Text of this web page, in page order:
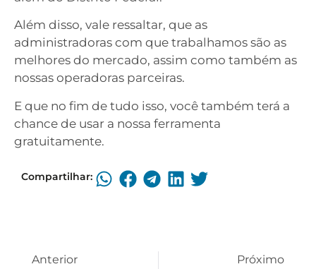
Além disso, vale ressaltar, que as
administradoras com que trabalhamos são as
melhores do mercado, assim como também as
nossas operadoras parceiras.
E que no fim de tudo isso, você também terá a
chance de usar a nossa ferramenta
gratuitamente.
Compartilhar:
Anterior Próximo